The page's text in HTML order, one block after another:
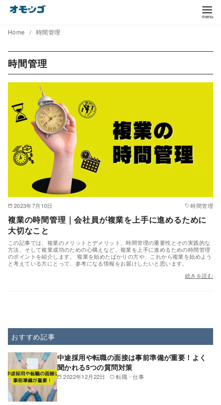
Home 時間管理
時間管理
2023年7月10日 時間管理
複業の時間管理｜会社員が複業を上手に進めるために
大切なこと
この記事では、複業のメリットとデメリット、時間管理の重要性とその実践的な
方法、そして複業成功のための心構えなど、複業を上手に進めるための時間管理
のポイントを紹介します。 複業を始めたばかりの方や、これから複業を始めよう
と考えている方にとって、参考になる情報をお届けしたいと思います。
続きを読む
おすすめ記事
2022年12月22日 転職・仕事
中途採用や転職の面接は事前準備が重要！よく
聞かれる5つの質問対策